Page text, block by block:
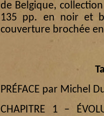
de Belgique,
135 pp. en noir et
couverture brochée
PRÉFACE par Michel
CHAPITRE 1 –